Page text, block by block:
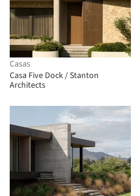
Casas
Casa Five Dock / Stanton
Architects